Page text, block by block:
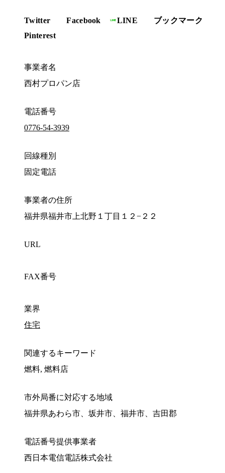
Twitter Facebook LINE
ブックマーク
Pinterest
事業者名
西村プロパン店
電話番号
0776-54-3939
回線種別
固定電話
事業者の住所
福井県福井市上北野１丁目１２−２２
URL
FAX番号
業界
住宅
関連するキーワード
燃料, 燃料店
市外局番に対応する地域
福井県あわら市、坂井市、福井市、吉田郡
電話番号提供事業者
西日本電信電話株式会社